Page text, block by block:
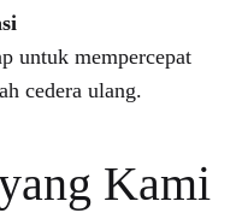
untuk mempercepat
cedera ulang.
Kami